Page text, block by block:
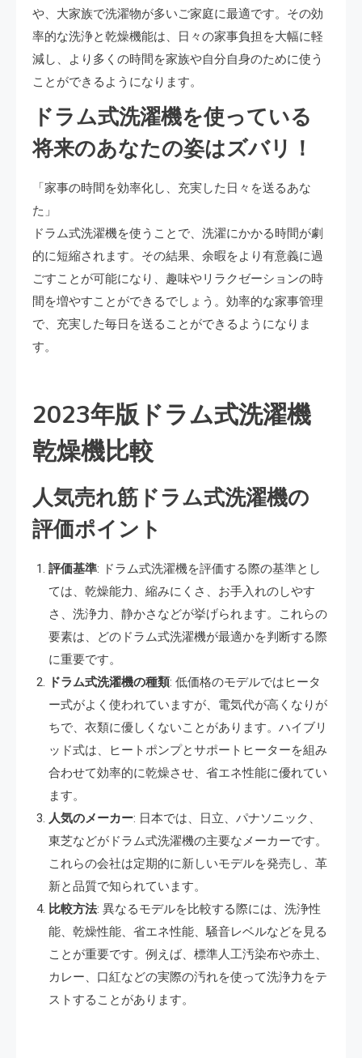
や、大家族で洗濯物が多いご家庭に最適です。その効
率的な洗浄と乾燥機能は、日々の家事負担を大幅に軽
減し、より多くの時間を家族や自分自身のために使う
ことができるようになります。
ドラム式洗濯機を使っている
将来のあなたの姿はズバリ！
「家事の時間を効率化し、充実した日々を送るあな
た」
ドラム式洗濯機を使うことで、洗濯にかかる時間が劇
的に短縮されます。その結果、余暇をより有意義に過
ごすことが可能になり、趣味やリラクゼーションの時
間を増やすことができるでしょう。効率的な家事管理
で、充実した毎日を送ることができるようになりま
す。
2023年版ドラム式洗濯機
乾燥機比較
人気売れ筋ドラム式洗濯機の
評価ポイント
評価基準: ドラム式洗濯機を評価する際の基準とし
ては、乾燥能力、縮みにくさ、お手入れのしやす
さ、洗浄力、静かさなどが挙げられます​​。これらの
要素は、どのドラム式洗濯機が最適かを判断する際
に重要です。
ドラム式洗濯機の種類: 低価格のモデルではヒータ
ー式がよく使われていますが、電気代が高くなりが
ちで、衣類に優しくないことがあります。ハイブリ
ッド式は、ヒートポンプとサポートヒーターを組み
合わせて効率的に乾燥させ、省エネ性能に優れてい
ます​​。
人気のメーカー: 日本では、日立、パナソニック、
東芝などがドラム式洗濯機の主要なメーカーです。
これらの会社は定期的に新しいモデルを発売し、革
新と品質で知られています​​。
比較方法: 異なるモデルを比較する際には、洗浄性
能、乾燥性能、省エネ性能、騒音レベルなどを見る
ことが重要です。例えば、標準人工汚染布や赤土、
カレー、口紅などの実際の汚れを使って洗浄力をテ
ストすることがあります​​。